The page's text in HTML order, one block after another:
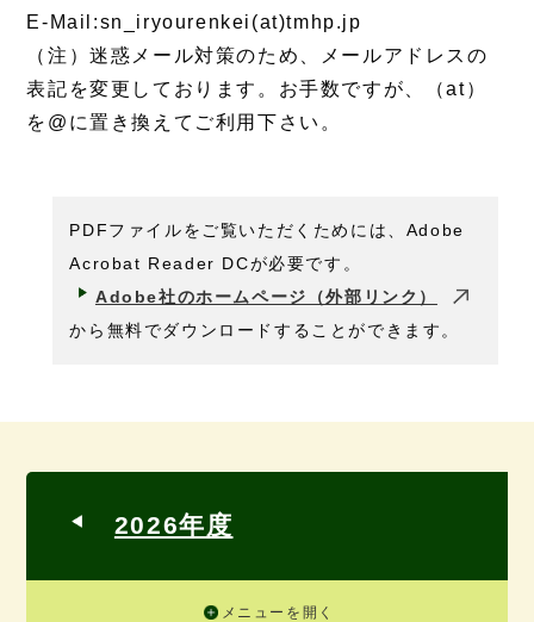
E-Mail:sn_iryourenkei(at)tmhp.jp
（注）迷惑メール対策のため、メールアドレスの
表記を変更しております。お手数ですが、（at）
を@に置き換えてご利用下さい。
PDFファイルをご覧いただくためには、Adobe
Acrobat Reader DCが必要です。
Adobe社のホームページ（外部リンク）
から無料でダウンロードすることができます。
2026年度
メニューを開く